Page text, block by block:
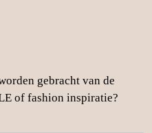
gebracht van de
of fashion inspiratie?